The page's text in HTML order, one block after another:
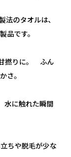
法のタオルは、
品です。
撚りに。 ふん
さ。
水に触れた瞬間
ちや脱毛が少な